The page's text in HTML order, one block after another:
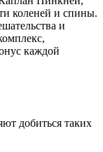
коленей и спины.
и
каждой
добиться таких